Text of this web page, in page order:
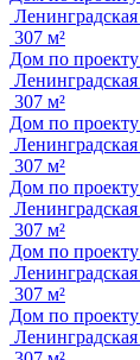
307 м²
Дом по
307 м²
Дом по
307 м²
Дом по
307 м²
Дом по
307 м²
Дом по